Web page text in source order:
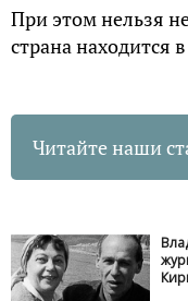
При этом нельзя
страна находится
Читайте наши